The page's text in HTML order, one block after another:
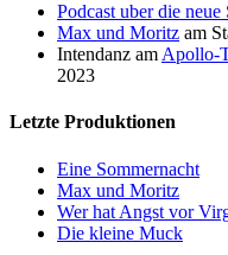
Podcast uber die
Max und Moritz am
Intendanz am Apollo-
2023
Letzte Produktionen
Eine Sommernacht
Max und Moritz
Wer hat Angst vor
Die kleine Muck